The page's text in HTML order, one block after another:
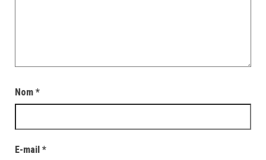
Nom *
E-mail *